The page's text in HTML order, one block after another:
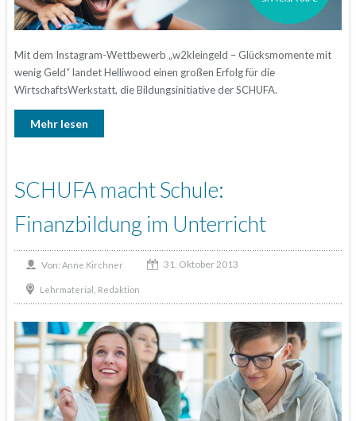
Mit dem Instagram-Wettbewerb „w2kleingeld – Glücksmomente mit
wenig Geld“ landet Helliwood einen großen Erfolg für die
WirtschaftsWerkstatt, die Bildungsinitiative der SCHUFA.
Mehr lesen
SCHUFA macht Schule:
Finanzbildung im Unterricht
Von: Anne Kirchner 31. Oktober 2013
Lehrmaterial Redaktion